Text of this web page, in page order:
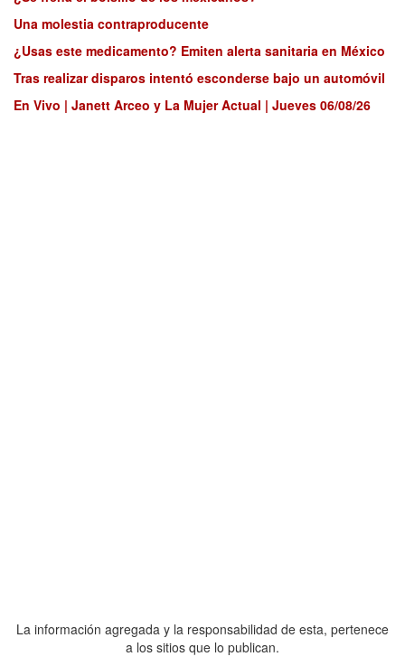
Una molestia contraproducente
¿Usas este medicamento? Emiten alerta sanitaria en México
Tras realizar disparos intentó esconderse bajo un automóvil
En Vivo | Janett Arceo y La Mujer Actual | Jueves 06/08/26
La información agregada y la responsabilidad de esta, pertenece
a los sitios que lo publican.